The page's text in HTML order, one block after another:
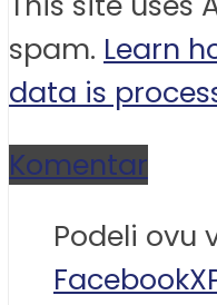
spam. Learn
data is
Komentar
Podeli ovu
FacebookX